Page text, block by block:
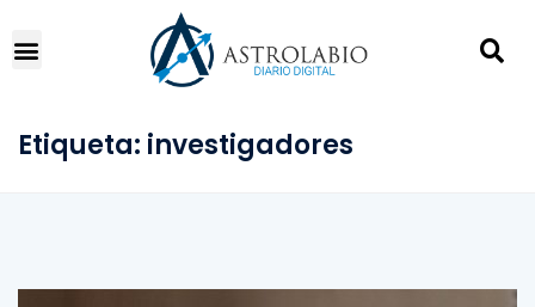
Etiqueta: investigadores